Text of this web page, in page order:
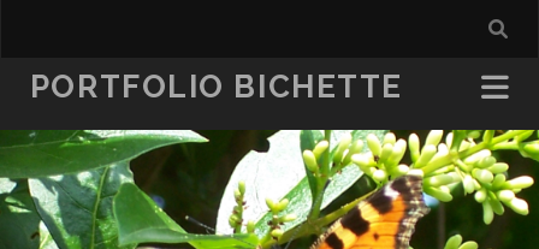
PORTFOLIO BICHETTE